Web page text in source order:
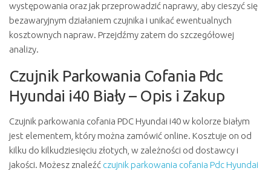
występowania oraz jak przeprowadzić naprawy, aby cieszyć się
bezawaryjnym działaniem czujnika i unikać ewentualnych
kosztownych napraw. Przejdźmy zatem do szczegółowej
analizy.
Czujnik Parkowania Cofania Pdc
Hyundai i40 Biały – Opis i Zakup
Czujnik parkowania cofania PDC Hyundai i40 w kolorze białym
jest elementem, który można zamówić online. Kosztuje on od
kilku do kilkudziesięciu złotych, w zależności od dostawcy i
jakości. Możesz znaleźć czujnik parkowania cofania Pdc Hyundai